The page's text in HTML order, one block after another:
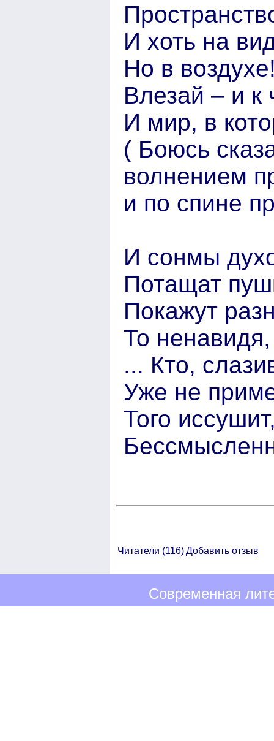
И хоть на
Но в
Влезай – и к
И мир, в
( Боюсь
волнением
и по спине
И сонмы
Потащат
Покажут
То
... Кто,
Уже не
Того
Читатели (116)Добавить отзыв
Современная